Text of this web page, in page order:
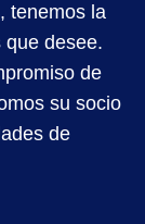
tenemos la
desee.
de
su socio
de